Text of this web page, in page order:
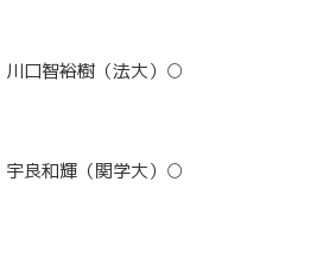
口智裕樹（法大）○
良和輝（関学大）○